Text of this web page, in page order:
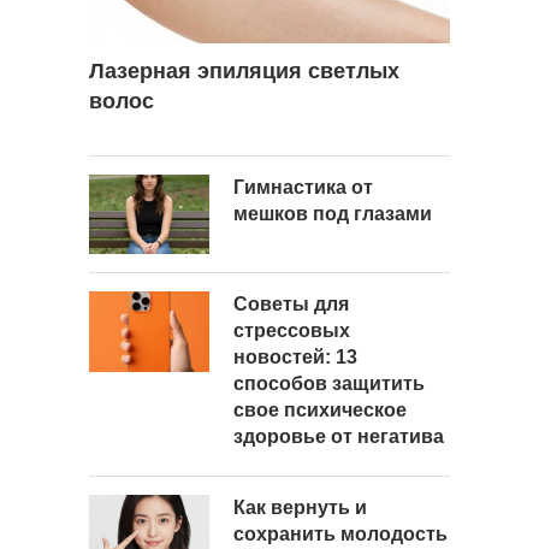
Лазерная эпиляция светлых
волос
Гимнастика от
мешков под глазами
Советы для
стрессовых
новостей: 13
способов защитить
свое психическое
здоровье от негатива
Как вернуть и
сохранить молодость